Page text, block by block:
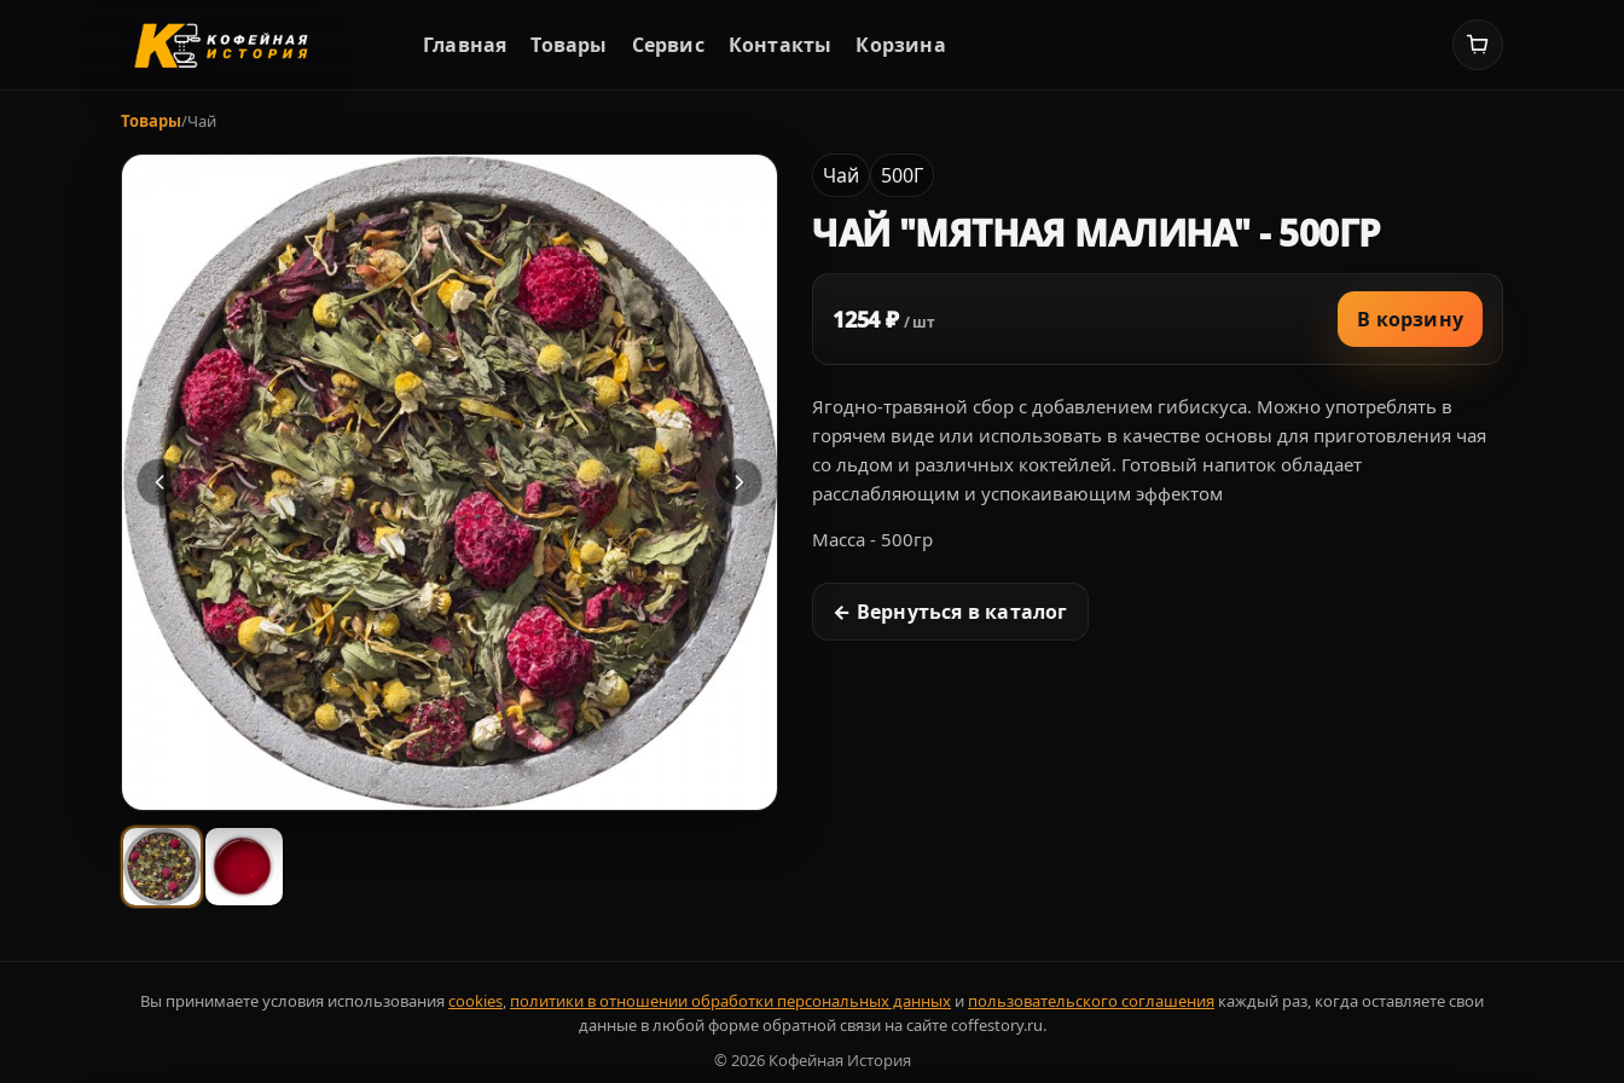
Главная Товары Сервис Контакты Корзина
Товары/Чай
Чай 500Г
ЧАЙ "МЯТНАЯ МАЛИНА" - 500ГР
1254 ₽/ шт В корзину
Ягодно-травяной сбор с добавлением гибискуса. Можно употреблять в
горячем виде или использовать в качестве основы для приготовления чая
со льдом и различных коктейлей. Готовый напиток обладает
расслабляющим и успокаивающим эффектом
Масса - 500гр
← Вернуться в каталог
Вы принимаете условия использованияcookies, политики в отношении обработки персональных данных и пользовательского соглашения каждый раз, когда оставляете свои
данные в любой форме обратной связи на сайте coffestory.ru.
© 2026Кофейная История